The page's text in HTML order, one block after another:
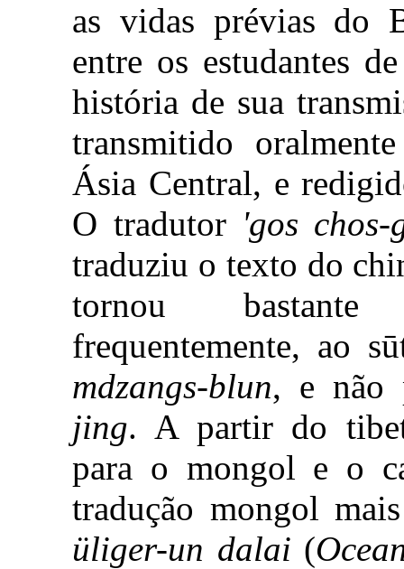
as vidas prévias do
entre os estudantes
história de sua
transmitido
Ásia Central, e
O tradutor 'gos chos-
traduziu o texto do
tornou bastante
frequentemente, ao
mdzangs-blun, e não
jing. A partir do
para o mongol e o
tradução mongol
üliger-un dalai (